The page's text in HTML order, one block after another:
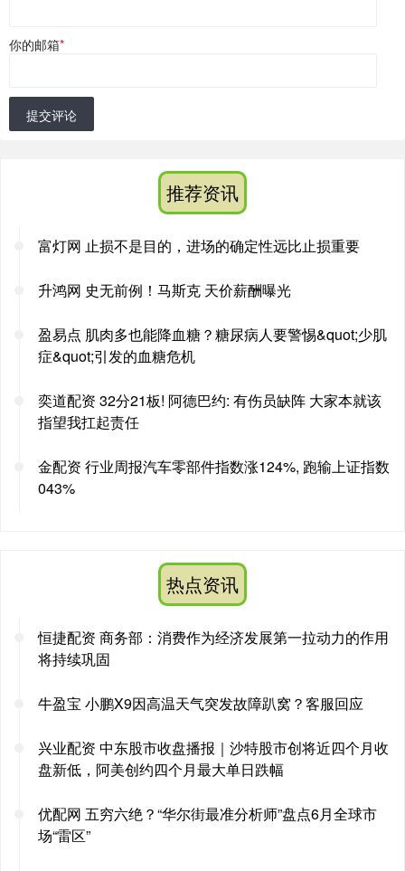
你的邮箱*
提交评论
推荐资讯
富灯网 止损不是目的，进场的确定性远比止损重要
升鸿网 史无前例！马斯克 天价薪酬曝光
盈易点 肌肉多也能降血糖？糖尿病人要警惕&quot;少肌
症&quot;引发的血糖危机
奕道配资 32分21板! 阿德巴约: 有伤员缺阵 大家本就该
指望我扛起责任
金配资 行业周报汽车零部件指数涨124%, 跑输上证指数
043%
热点资讯
恒捷配资 商务部：消费作为经济发展第一拉动力的作用
将持续巩固
牛盈宝 小鹏X9因高温天气突发故障趴窝？客服回应
兴业配资 中东股市收盘播报｜沙特股市创将近四个月收
盘新低，阿美创约四个月最大单日跌幅
优配网 五穷六绝？“华尔街最准分析师”盘点6月全球市
场“雷区”